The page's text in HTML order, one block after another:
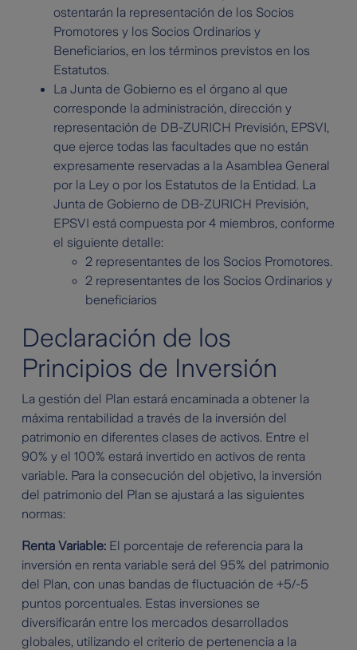
ostentarán la representación de los Socios
Promotores y los Socios Ordinarios y
Beneficiarios, en los términos previstos en los
Estatutos.
La Junta de Gobierno es el órgano al que
corresponde la administración, dirección y
representación de DB-ZURICH Previsión, EPSVI,
que ejerce todas las facultades que no están
expresamente reservadas a la Asamblea General
por la Ley o por los Estatutos de la Entidad. La
Junta de Gobierno de DB-ZURICH Previsión,
EPSVI está compuesta por 4 miembros, conforme
el siguiente detalle:
2 representantes de los Socios Promotores.
2 representantes de los Socios Ordinarios y
beneficiarios
Declaración de los
Principios de Inversión
La gestión del Plan estará encaminada a obtener la
máxima rentabilidad a través de la inversión del
patrimonio en diferentes clases de activos. Entre el
90% y el 100% estará invertido en activos de renta
variable. Para la consecución del objetivo, la inversión
del patrimonio del Plan se ajustará a las siguientes
normas:
Renta Variable: El porcentaje de referencia para la
inversión en renta variable será del 95% del patrimonio
del Plan, con unas bandas de fluctuación de +5/-5
puntos porcentuales. Estas inversiones se
diversificarán entre los mercados desarrollados
globales, utilizando el criterio de pertenencia a la